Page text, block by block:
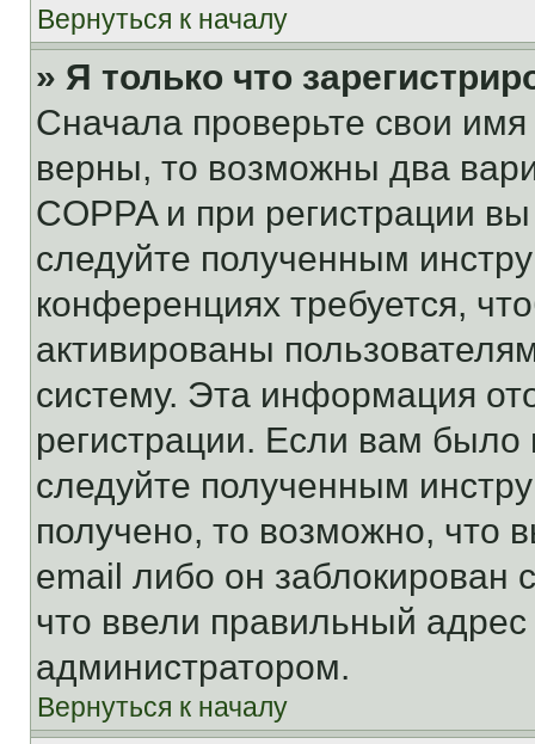
Вернуться к началу
» Я только что
Сначала проверьте свои
верны, то возможны два
COPPA и при регистрации
следуйте полученным
конференциях требуется,
активированы
систему. Эта информация
регистрации. Если вам
следуйте полученным
получено, то возможно, что
email либо он
что ввели правильный адрес
администратором.
Вернуться к началу